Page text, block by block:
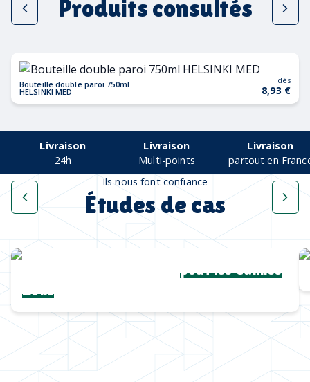
Produits consultés
Bouteille double paroi 750ml
HELSINKI MED
dès
8,93 €
Livraison
24h
Livraison
Multi-points
Livraison
partout en
Ils nous font confiance
Études de cas
Une collection complètepour les Cannes
Lions